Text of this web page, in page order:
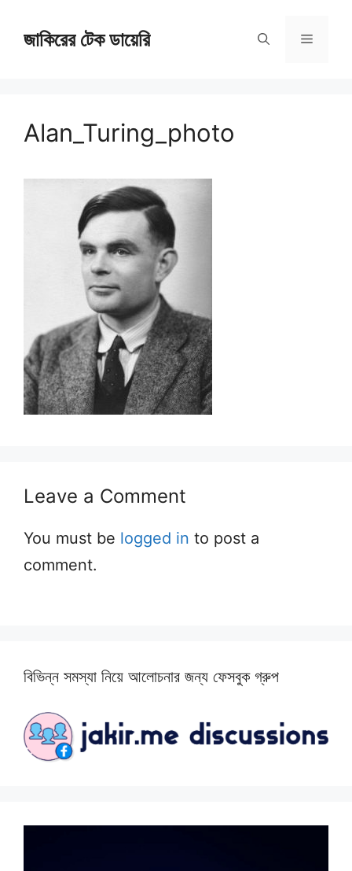
জাকিরের টেক ডায়েরি Menu
Alan_Turing_photo
Leave a Comment
You must be logged in to post a
comment.
বিভিন্ন সমস্যা নিয়ে আলোচনার জন্য ফেসবুক গ্রুপ